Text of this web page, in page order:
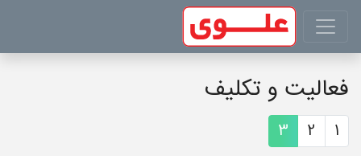
فعالیت و تکلیف
1
2
3